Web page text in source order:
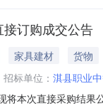
订购成交公告
家具建材
货物
招标单位： 淇县职业
本次直接采购结